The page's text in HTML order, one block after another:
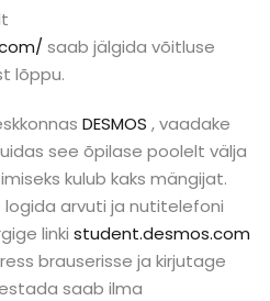
saab jälgida võitluse
lõppu.
DESMOS , vaadake
see õpilase poolelt välja
kulub kaks mängijat.
arvuti ja nutitelefoni
linki student.desmos.com
brauserisse ja kirjutage
saab ilma